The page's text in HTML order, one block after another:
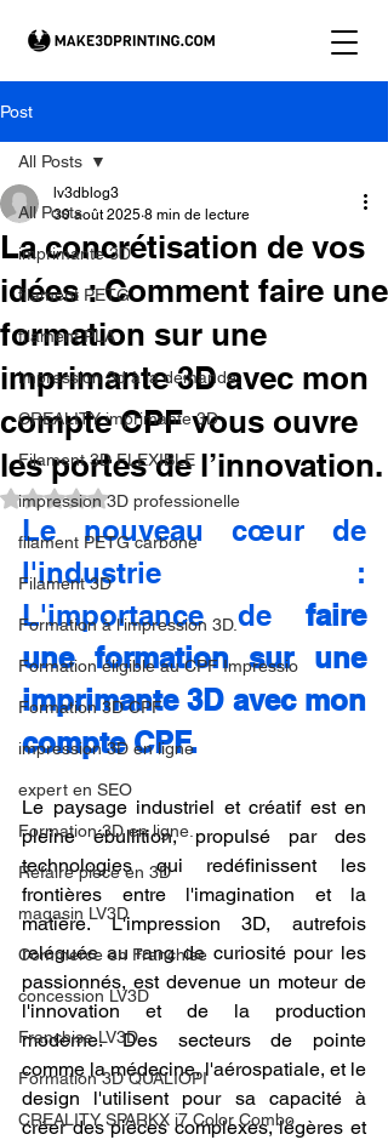
Post
All Posts
imprimante 3D
filament PETG
filament PLA
impression 3d à la demande.
CREALITY imprimante 3D
Filament 3D FLEXIBLE
impression 3D professionelle
filament PETG carbone
Filament 3D
Formation à l'impression 3D.
Formation éligible au CPF Impressio
Formation 3D CPF
impression 3D en ligne
expert en SEO
Formation 3D en ligne.
Refaire piece en 3D
magasin LV3D
Commerce en Franchise
concession LV3D
Franchise LV3D
Formation 3D QUALIOPI
CREALITY SPARKX i7 Color Combo
All Posts
La concrétisation de vos
idées : Comment faire une
formation sur une
imprimante 3D avec mon
compte CPF vous ouvre
les portes de l’innovation.
lv3dblog3
30 août 2025 8 min de lecture
Noté NaN étoiles sur 5.
Le nouveau cœur de
l'industrie :
L'importance de faire
une formation sur une
imprimante 3D avec mon
compte CPF.
Le paysage industriel et créatif est en
pleine ébullition, propulsé par des
technologies qui redéfinissent les
frontières entre l'imagination et la
matière. L'impression 3D, autrefois
reléguée au rang de curiosité pour les
passionnés, est devenue un moteur de
l'innovation et de la production
moderne. Des secteurs de pointe
comme la médecine, l'aérospatiale, et le
design l'utilisent pour sa capacité à
créer des pièces complexes, légères et